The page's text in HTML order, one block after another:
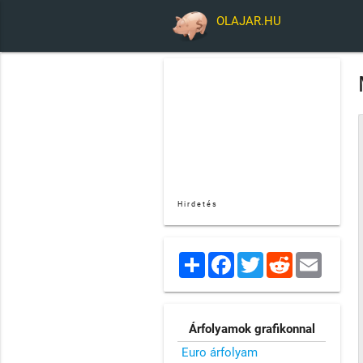
OLAJAR.HU
Hirdetés
Share Facebook
TwitterReddit
Árfolyamok grafikonnal
Euro árfolyam